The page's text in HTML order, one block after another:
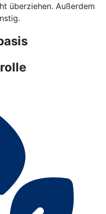
überziehen. Außerdem